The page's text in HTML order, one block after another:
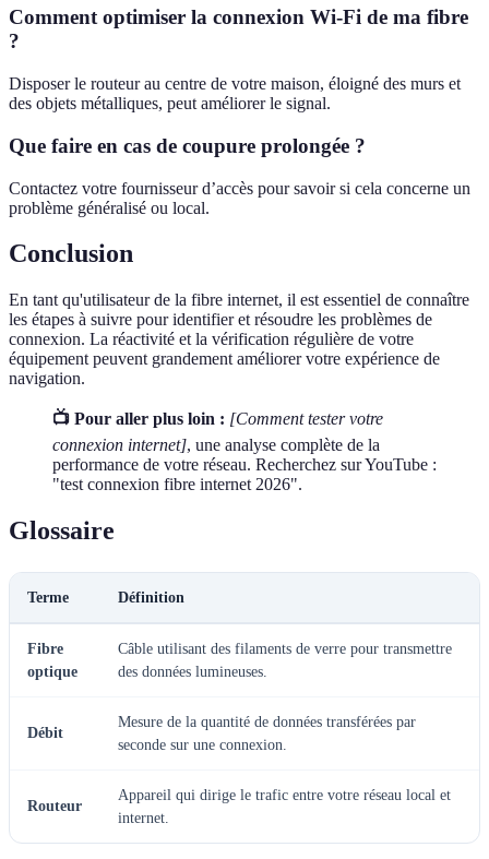
Comment optimiser la connexion Wi-Fi de ma fibre
?
Disposer le routeur au centre de votre maison, éloigné des murs et
des objets métalliques, peut améliorer le signal.
Que faire en cas de coupure prolongée ?
Contactez votre fournisseur d’accès pour savoir si cela concerne un
problème généralisé ou local.
Conclusion
En tant qu'utilisateur de la fibre internet, il est essentiel de connaître
les étapes à suivre pour identifier et résoudre les problèmes de
connexion. La réactivité et la vérification régulière de votre
équipement peuvent grandement améliorer votre expérience de
navigation.
📺 Pour aller plus loin : [Comment tester votre
connexion internet], une analyse complète de la
performance de votre réseau. Recherchez sur YouTube :
"test connexion fibre internet 2026".
Glossaire
Terme Définition
Fibre
optique
Câble utilisant des filaments de verre pour transmettre
des données lumineuses.
Débit
Mesure de la quantité de données transférées par
seconde sur une connexion.
Routeur
Appareil qui dirige le trafic entre votre réseau local et
internet.